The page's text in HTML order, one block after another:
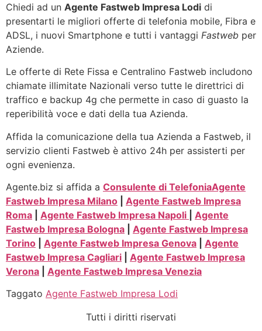
Chiedi ad un Agente Fastweb Impresa Lodi di
presentarti le migliori offerte di telefonia mobile, Fibra e
ADSL, i nuovi Smartphone e tutti i vantaggi Fastweb per
Aziende.
Le offerte di Rete Fissa e Centralino Fastweb includono
chiamate illimitate Nazionali verso tutte le direttrici di
traffico e backup 4g che permette in caso di guasto la
reperibilità voce e dati della tua Azienda.
Affida la comunicazione della tua Azienda a Fastweb, il
servizio clienti Fastweb è attivo 24h per assisterti per
ogni evenienza.
Agente.biz si affida a Consulente di TelefoniaAgente
Fastweb Impresa Milano
Agente Fastweb Impresa
Roma
Agente Fastweb Impresa Napoli
Agente
Fastweb Impresa Bologna
Agente Fastweb Impresa
Torino
Agente Fastweb Impresa Genova
Agente
Fastweb Impresa Cagliari
Agente Fastweb Impresa
Verona
Agente Fastweb Impresa Venezia
Taggato Agente Fastweb Impresa Lodi
Tutti i diritti riservati